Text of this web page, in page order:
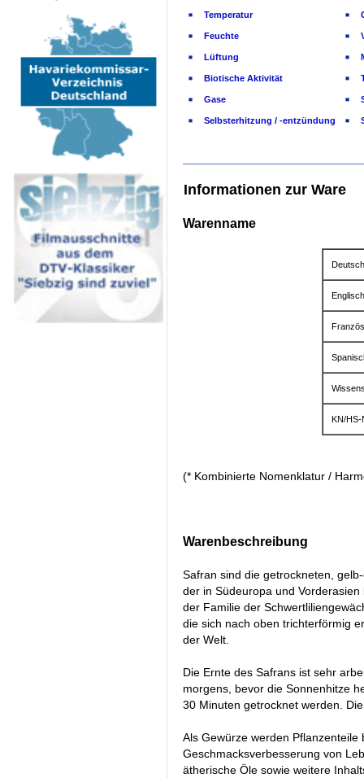
Temperatur
Feuchte
Lüftung
Biotische Aktivität
Gase
Selbsterhitzung / -entzündung
Informationen zur Ware
Warenname
Deutsch
Englisch
KN/
(* Kombinierte Nomenklatur /
Warenbeschreibung
Safran sind die getrockneten,
der in Südeuropa und
der Familie der
die sich nach oben trichterförmig
der Welt.
Die Ernte des Safrans ist sehr
morgens, bevor die Sonnenhitze
30 Minuten getrocknet werden.
Als Gewürze werden
Geschmacksverbesserung von
ätherische Öle sowie weitere